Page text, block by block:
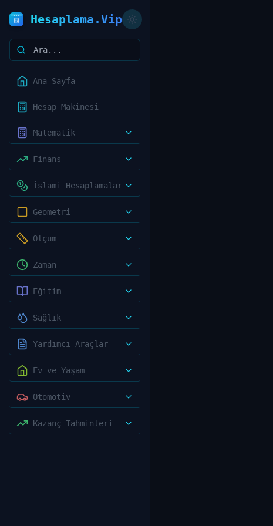
Hesaplama.Vip
Ana Sayfa
Hesap Makinesi
Matematik
Finans
İslami Hesaplamalar
Geometri
Ölçüm
Zaman
Eğitim
Sağlık
Yardımcı Araçlar
Ev ve Yaşam
Otomotiv
Kazanç Tahminleri